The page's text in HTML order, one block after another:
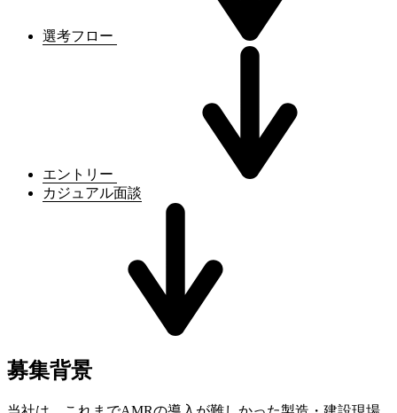
選考フロー
エントリー
カジュアル面談
募集背景